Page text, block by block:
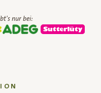
nur bei: